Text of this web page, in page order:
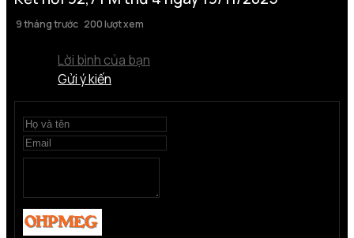
9 tháng trước 200 lượt xem
Lời bình của bạn
Gửi ý kiến